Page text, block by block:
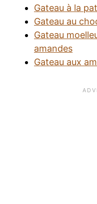
Gateau à la
Gateau au
Gateau
amandes
Gateau aux